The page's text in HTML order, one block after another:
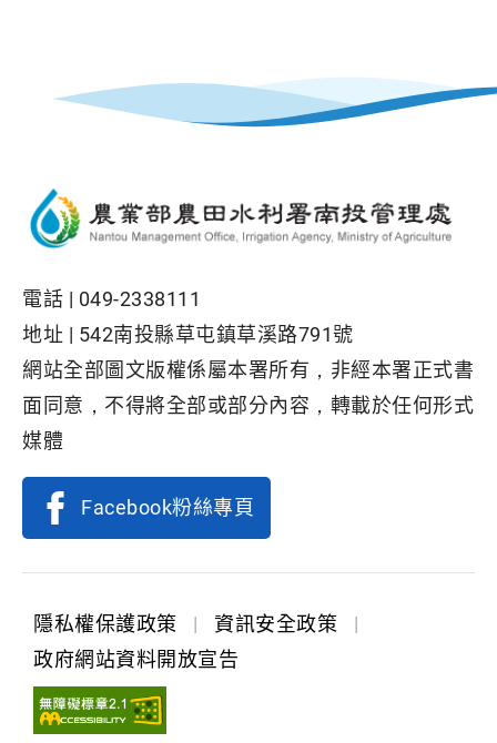
電話 | 049-2338111
地址 | 542南投縣草屯鎮草溪路791號
網站全部圖文版權係屬本署所有，非經本署正式書
面同意，不得將全部或部分內容，轉載於任何形式
媒體
Facebook粉絲專頁
隱私權保護政策 | 資訊安全政策
|
政府網站資料開放宣告